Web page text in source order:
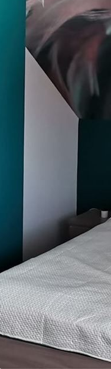
Standard
385.83
Premium vinyl
.67310 kr/m²